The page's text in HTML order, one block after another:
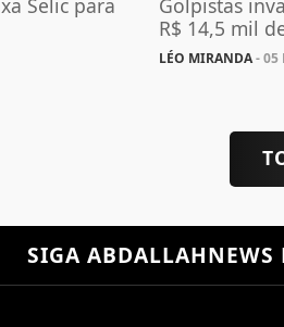
Selic para
Golpistas
R$ 14,5 mil
LÉO MIRANDA- 05
SIGA ABDALLAHNEWS